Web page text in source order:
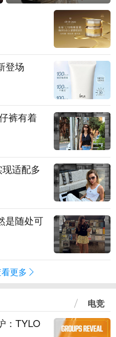
登场
裤有着
适配多
是随处可
更多
电竞
：TYLO